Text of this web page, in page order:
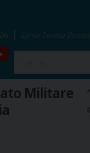
Santa Teresa
Militare